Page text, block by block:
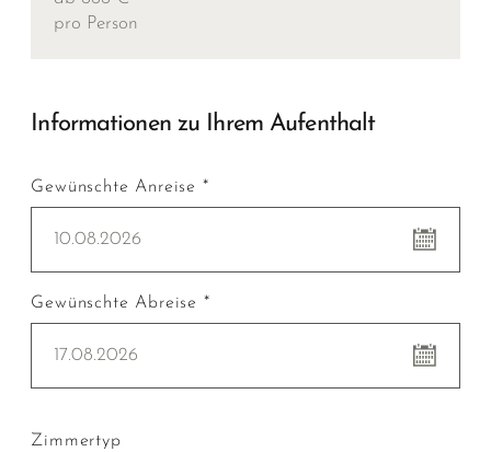
pro Person
Informationen zu Ihrem Aufenthalt
Gewünschte Anreise *
10.08.2026
Gewünschte Abreise *
17.08.2026
Zimmertyp